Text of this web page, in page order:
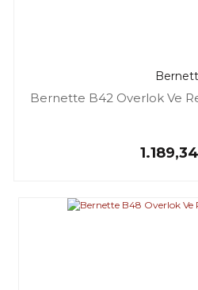
Bernette B42 Overlok Ve